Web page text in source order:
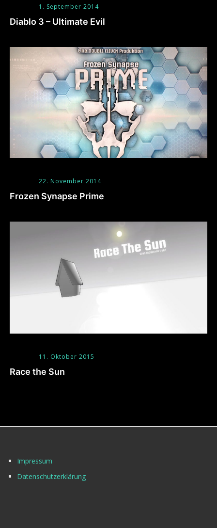
1. September 2014
Diablo 3 – Ultimate Evil
22. November 2014
Frozen Synapse Prime
11. Oktober 2015
Race the Sun
Impressum
Datenschutzerklärung